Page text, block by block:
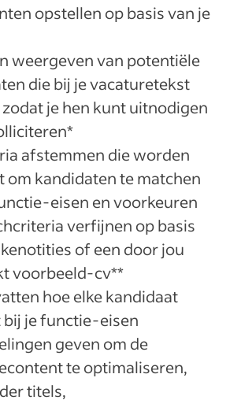
opstellen op basis van je
weergeven van potentiële
die bij je vacaturetekst
zodat je hen kunt uitnodigen
afstemmen die worden
om kandidaten te matchen
eisen en voorkeuren
verfijnen op basis
of een door jou
voorbeeld-cv**
hoe elke kandidaat
bij je functie-eisen
geven om de
te optimaliseren,
titels,